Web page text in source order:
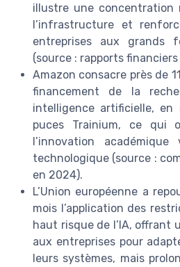
illustre une concentration
l’infrastructure et
entreprises aux grands
(source : rapports
Amazon consacre près de
financement de la
intelligence artificielle,
puces Trainium, ce qui
l’innovation
technologique (source :
en 2024).
L’Union européenne a
mois l’application des
haut risque de l’IA, offrant
aux entreprises pour
leurs systèmes, mais